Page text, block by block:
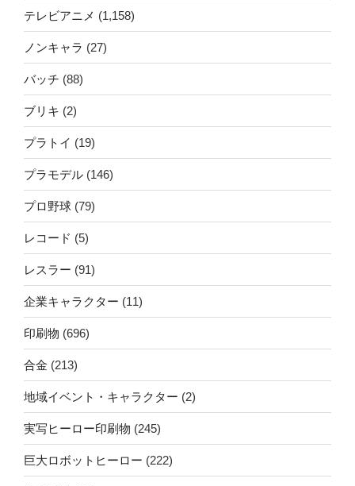
テレビアニメ (1,158)
ノンキャラ (27)
バッチ (88)
ブリキ (2)
プラトイ (19)
プラモデル (146)
プロ野球 (79)
レコード (5)
レスラー (91)
企業キャラクター (11)
印刷物 (696)
合金 (213)
地域イベント・キャラクター (2)
実写ヒーロー印刷物 (245)
巨大ロボットヒーロー (222)